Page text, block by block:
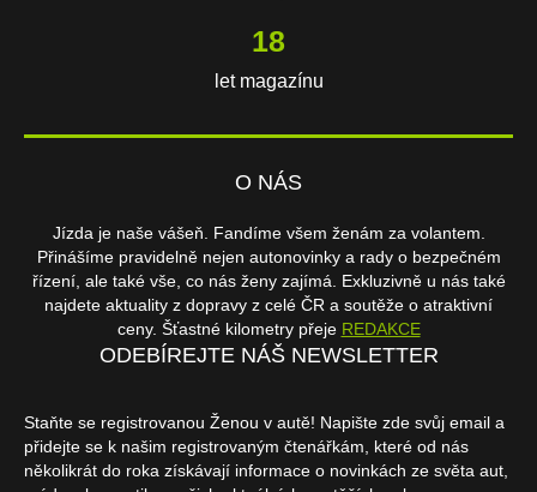
18
let magazínu
O NÁS
Jízda je naše vášeň. Fandíme všem ženám za volantem.
Přinášíme pravidelně nejen autonovinky a rady o bezpečném
řízení, ale také vše, co nás ženy zajímá. Exkluzivně u nás také
najdete aktuality z dopravy z celé ČR a soutěže o atraktivní
ceny. Šťastné kilometry přeje REDAKCE
ODEBÍREJTE NÁŠ NEWSLETTER
Staňte se registrovanou Ženou v autě! Napište zde svůj email a
přidejte se k našim registrovaným čtenářkám, které od nás
několikrát do roka získávají informace o novinkách ze světa aut,